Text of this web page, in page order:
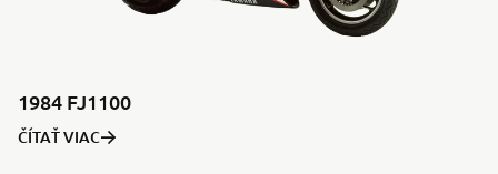
1984 FJ1100
ČÍTAŤ VIAC